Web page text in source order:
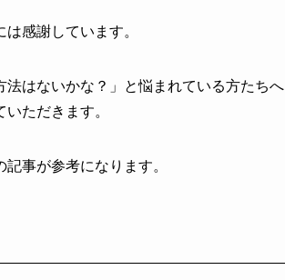
感謝しています。
はないかな？」と悩まれている方たちへ
ただきます。
事が参考になります。